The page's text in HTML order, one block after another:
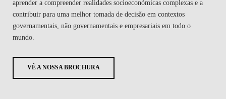
aprender a compreender realidades socioeconómicas complexas e a
contribuir para uma melhor tomada de decisão em contextos
governamentais, não governamentais e empresariais em todo o
mundo.
VÊ A NOSSA BROCHURA